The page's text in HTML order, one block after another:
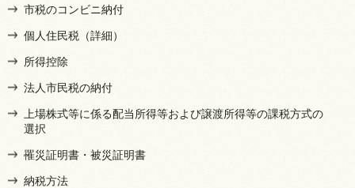
市税のコンビニ納付
個人住民税（詳細）
所得控除
法人市民税の納付
上場株式等に係る配当所得等および譲渡所得等の課税方式の
選択
罹災証明書・被災証明書
納税方法